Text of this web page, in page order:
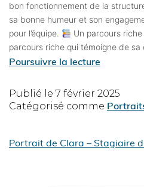
bon fonctionnement de la
sa bonne humeur et son
pour l’équipe.
Un parcours
parcours riche qui témoigne de
Poursuivre la lecture
Publié le 7 février 2025
Catégorisé comme
Portrait de Clara – Stagiaire